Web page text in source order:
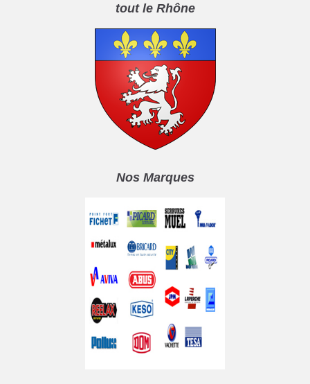
tout le Rhône
Nos Marques